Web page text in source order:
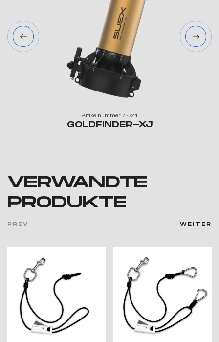
Artikelnummer: 72324
GOLDFINDER-XJ
VERWANDTE
PRODUKTE
PREV WEITER